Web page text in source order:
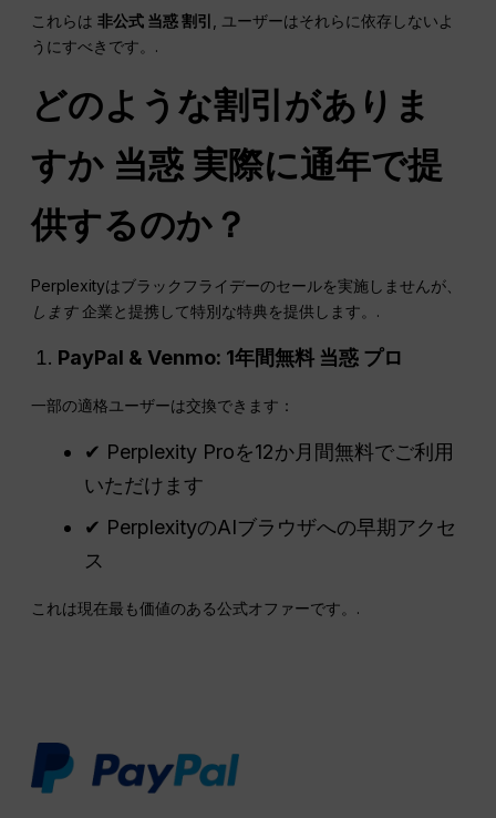
これらは非公式 当惑割引
, ユーザーはそれらに依存しないよ
うにすべきです。.
どのような割引がありま
すか 当惑 実際に通年で提
供するのか？
Perplexityはブラックフライデーのセールを実施しませんが、
します企業と提携して特別な特典を提供します。.
PayPal & Venmo: 1年間無料 当惑 プロ
一部の適格ユーザーは交換できます：
✔ Perplexity Proを12か月間無料でご利用
いただけます
✔ PerplexityのAIブラウザへの早期アクセ
ス
これは現在最も価値のある公式オファーです。.